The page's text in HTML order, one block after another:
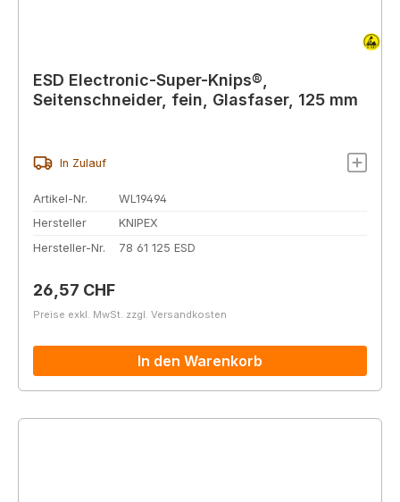
ESD Electronic-Super-Knips®,
Seitenschneider, fein, Glasfaser, 125 mm
In Zulauf
Artikel-Nr.
WL19494
Hersteller
KNIPEX
Hersteller-Nr.
78 61 125 ESD
Regulärer Preis:
26,57 CHF
Preise exkl. MwSt. zzgl. Versandkosten
In den Warenkorb